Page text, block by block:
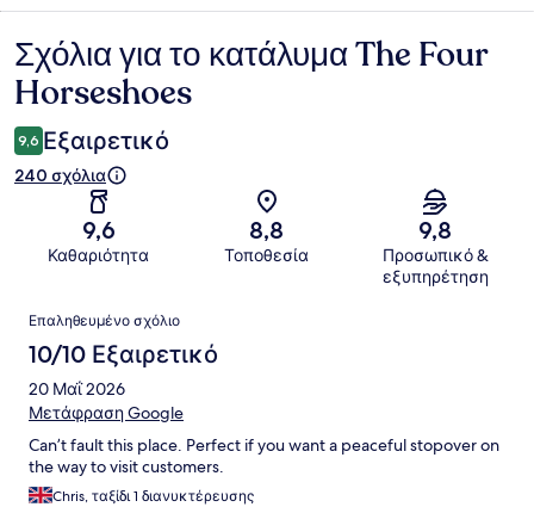
Σχόλια
Σχόλια για το κατάλυμα The Four
Horseshoes
9,6 Εξαιρετικό
240 σχόλια
9,6
Καθαριότητα
8,8
Τοποθεσία
9,8
Προσωπικό &
εξυπηρέτηση
Σχόλια
Επαληθευμένο σχόλιο
10/10 Εξαιρετικό
20 Μαΐ 2026
Μετάφραση Google
Can’t fault this place. Perfect if you want a peaceful stopover on
the way to visit customers.
Chris, ταξίδι 1 διανυκτέρευσης